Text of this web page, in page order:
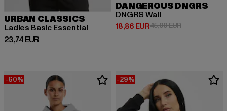
URBAN CLASSICS
Ladies Basic Essential
23,74 EUR
Derzeitiger Preis: 23,74 EUR
DANGEROUS DNGRS
DNGRS Wall
18,86 EUR
Derzeitiger Preis: 18,86 EUR
45,99 EURAktionspreis:
-60% -29%